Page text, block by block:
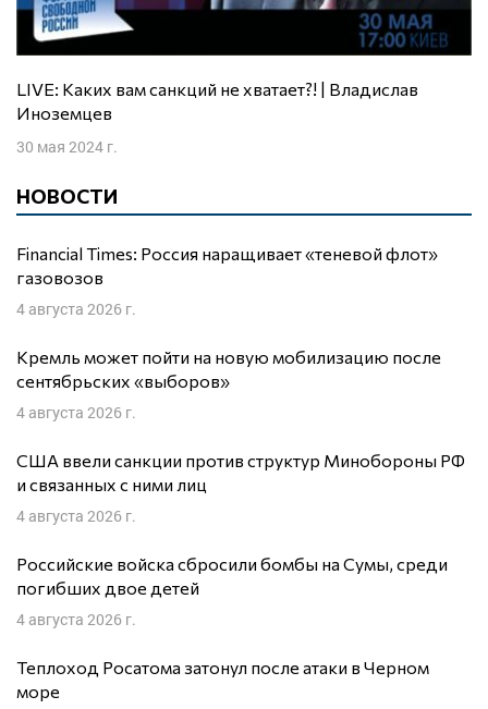
LIVE: Каких вам санкций не хватает?! | Владислав
Иноземцев
30 мая 2024 г.
НОВОСТИ
Financial Times: Россия наращивает «теневой флот»
газовозов
4 августа 2026 г.
Кремль может пойти на новую мобилизацию после
сентябрьских «выборов»
4 августа 2026 г.
США ввели санкции против структур Минобороны РФ
и связанных с ними лиц
4 августа 2026 г.
Российские войска сбросили бомбы на Сумы, среди
погибших двое детей
4 августа 2026 г.
Теплоход Росатома затонул после атаки в Черном
море